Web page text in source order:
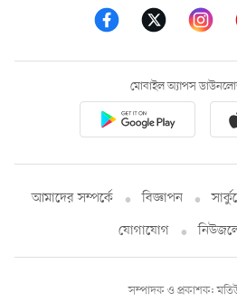
মোবাইল অ্যাপস
আমাদের সম্পর্কে বিজ্ঞাপন
যোগাযোগ
সম্পাদক ও প্রকাশক: